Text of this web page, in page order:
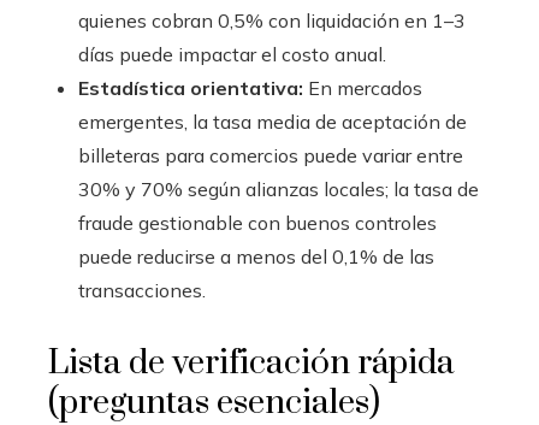
quienes cobran 0,5% con liquidación en 1–3
días puede impactar el costo anual.
Estadística orientativa: En mercados
emergentes, la tasa media de aceptación de
billeteras para comercios puede variar entre
30% y 70% según alianzas locales; la tasa de
fraude gestionable con buenos controles
puede reducirse a menos del 0,1% de las
transacciones.
Lista de verificación rápida
(preguntas esenciales)